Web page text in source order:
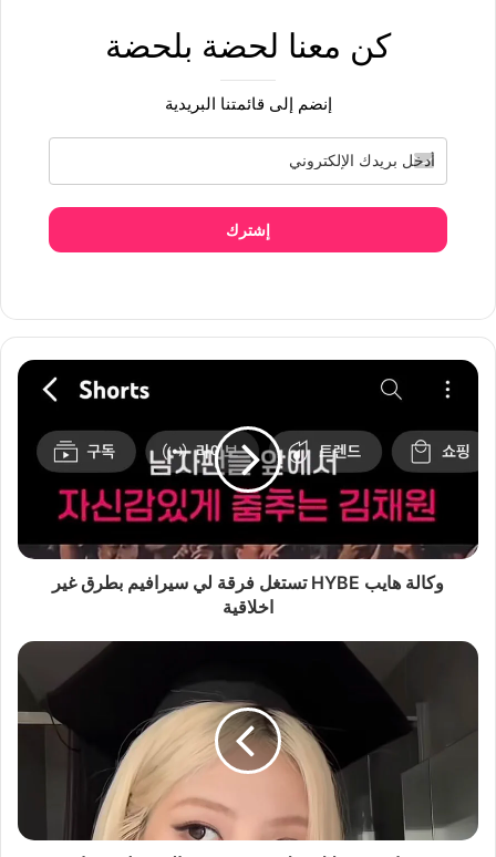
كن معنا لحضة بلحضة
إنضم إلى قائمتنا البريدية
إشترك
وكالة هايب HYBE تستغل فرقة لي سيرافيم بطرق غير
اخلاقية